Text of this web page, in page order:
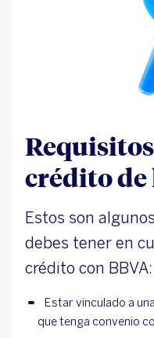
crédito
Estos son
debes tener en
crédito con BBVA:
Estar vinculado a
que tenga convenio